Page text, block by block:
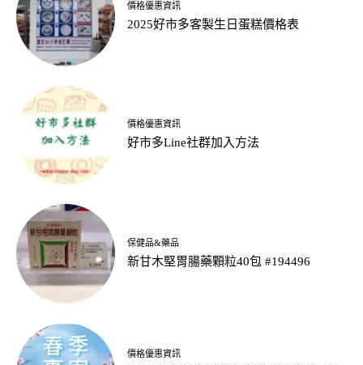
價格優惠資訊
2025好市多客製生日蛋糕價格表
價格優惠資訊
好市多Line社群加入方法
保健品&藥品
新甘木堅胃腸藥顆粒40包 #194496
價格優惠資訊